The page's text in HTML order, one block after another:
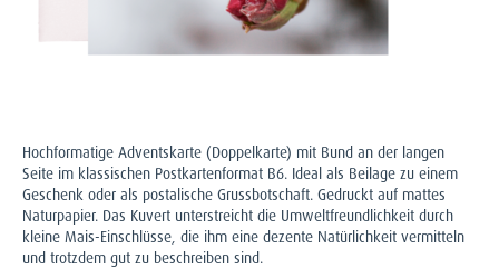
Hochformatige Adventskarte (Doppelkarte) mit Bund an der langen
Seite im klassischen Postkartenformat B6. Ideal als Beilage zu einem
Geschenk oder als postalische Grussbotschaft. Gedruckt auf mattes
Naturpapier. Das Kuvert unterstreicht die Umweltfreundlichkeit durch
kleine Mais-Einschlüsse, die ihm eine dezente Natürlichkeit vermitteln
und trotzdem gut zu beschreiben sind.